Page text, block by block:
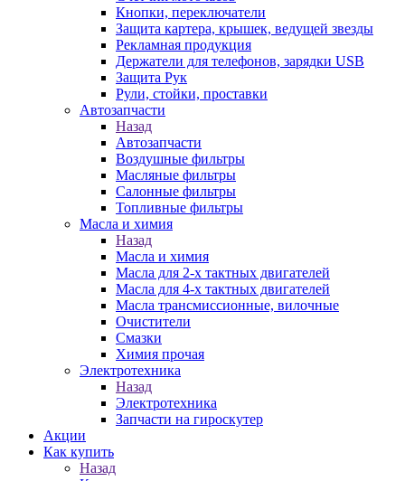
Кнопки, переключатели
Защита картера, крышек, ведущей звезды
Рекламная продукция
Держатели для телефонов, зарядки USB
Защита Рук
Рули, стойки, проставки
Автозапчасти
Назад
Автозапчасти
Воздушные фильтры
Масляные фильтры
Салонные фильтры
Топливные фильтры
Масла и химия
Назад
Масла и химия
Масла для 2-х тактных двигателей
Масла для 4-х тактных двигателей
Масла трансмиссионные, вилочные
Очистители
Смазки
Химия прочая
Электротехника
Назад
Электротехника
Запчасти на гироскутер
Акции
Как купить
Назад